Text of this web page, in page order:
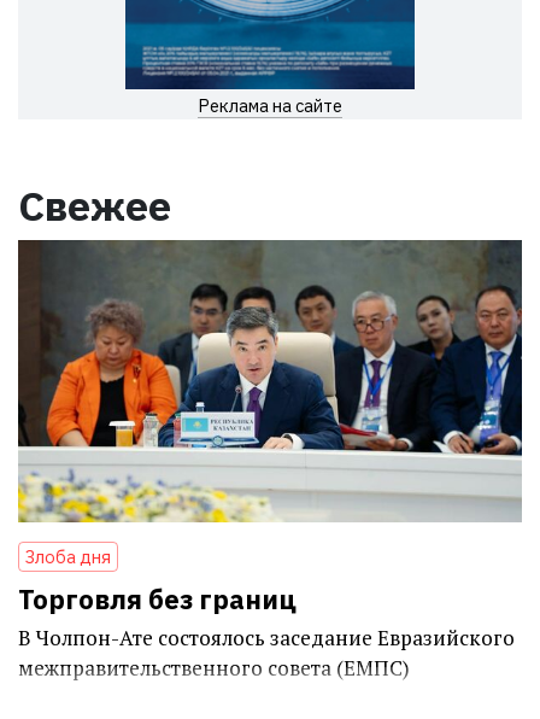
Реклама на сайте
Свежее
Злоба дня
Торговля без границ
В Чолпон-Ате состоялось заседание Евразийского
межправительственного совета (ЕМПС)